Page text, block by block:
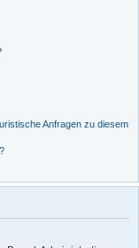
Anfragen zu diesem